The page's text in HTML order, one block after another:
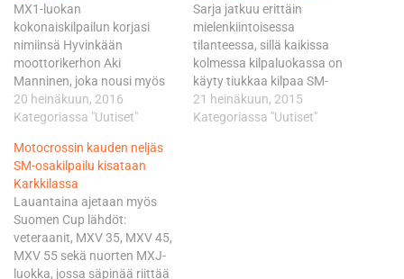
MX1-luokan
kokonaiskilpailun korjasi
nimiinsä Hyvinkään
moottorikerhon Aki
Manninen, joka nousi myös
sarjakärkeen. Karkkilan
kilpailupäivä tarjosi jälleen
tiukkoja kaksinkamppailuja.
Kilpailukoostevideolla
haastattelussa MX1-luokan
kokonaiskilpailun voittaja Aki
Manninen. SM-Motocross
sarja jatkuu 13.-14. elokuuta
Alavudella. Teksti, kuva ja
20 heinäkuun, 2016
Kategoriassa "Uutiset"
Sarja jatkuu erittäin
mielenkiintoisessa
tilanteessa, sillä kaikissa
kolmessa kilpaluokassa on
käyty tiukkaa kilpaa SM-
pisteistä ja taistelu sarjan
kärsisijoista on kovaa.
21 heinäkuun, 2015
Kategoriassa "Uutiset"
Motocrossin kauden neljäs
SM-osakilpailu kisataan
Karkkilassa
Lauantaina ajetaan myös
Suomen Cup lähdöt:
veteraanit, MXV 35, MXV 45,
MXV 55 sekä nuorten MXJ-
luokka, jossa säpinää riittää